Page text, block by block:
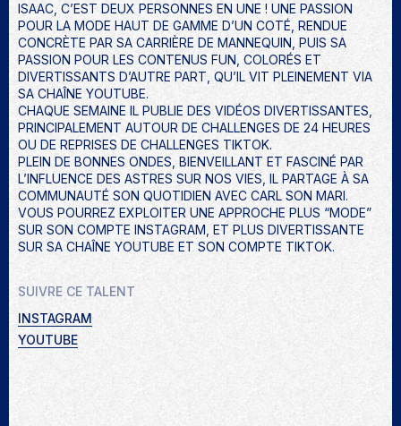
ISAAC, C’EST DEUX PERSONNES EN UNE ! UNE PASSION
POUR LA MODE HAUT DE GAMME D’UN COTÉ, RENDUE
CONCRÈTE PAR SA CARRIÈRE DE MANNEQUIN, PUIS SA
PASSION POUR LES CONTENUS FUN, COLORÉS ET
DIVERTISSANTS D’AUTRE PART, QU’IL VIT PLEINEMENT VIA
SA CHAÎNE YOUTUBE.
CHAQUE SEMAINE IL PUBLIE DES VIDÉOS DIVERTISSANTES,
PRINCIPALEMENT AUTOUR DE CHALLENGES DE 24 HEURES
OU DE REPRISES DE CHALLENGES TIKTOK.
PLEIN DE BONNES ONDES, BIENVEILLANT ET FASCINÉ PAR
L’INFLUENCE DES ASTRES SUR NOS VIES, IL PARTAGE À SA
COMMUNAUTÉ SON QUOTIDIEN AVEC CARL SON MARI.
VOUS POURREZ EXPLOITER UNE APPROCHE PLUS “MODE”
SUR SON COMPTE INSTAGRAM, ET PLUS DIVERTISSANTE
SUR SA CHAÎNE YOUTUBE ET SON COMPTE TIKTOK.
SUIVRE CE TALENT
INSTAGRAM
YOUTUBE